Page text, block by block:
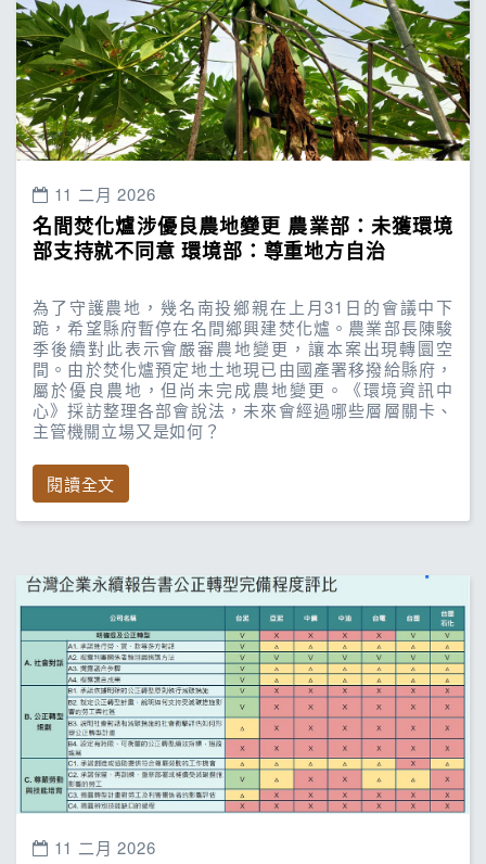
11 二月 2026
名間焚化爐涉優良農地變更 農業部：未獲環境
部支持就不同意 環境部：尊重地方自治
為了守護農地，幾名南投鄉親在上月31日的會議中下
跪，希望縣府暫停在名間鄉興建焚化爐。農業部長陳駿
季後續對此表示會嚴審農地變更，讓本案出現轉圜空
間。由於焚化爐預定地土地現已由國產署移撥給縣府，
屬於優良農地，但尚未完成農地變更。《環境資訊中
心》採訪整理各部會說法，未來會經過哪些層層關卡、
主管機關立場又是如何？
閱讀全文
11 二月 2026